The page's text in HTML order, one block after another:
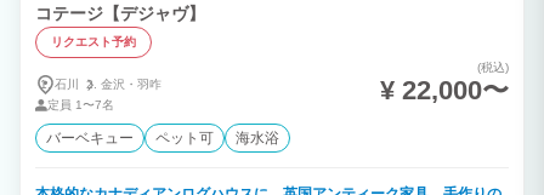
コテージ【デジャヴ】
リクエスト予約
石川 金沢・ 羽咋
定員 1〜7名
(税込)
¥ 22,000〜
バーベキュー ペット可 海水浴